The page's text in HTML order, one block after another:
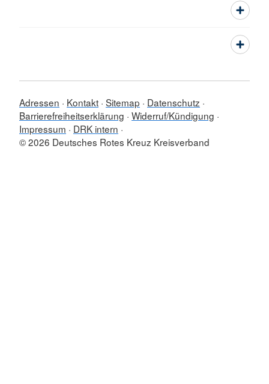
Adressen Kontakt Sitemap
Datenschutz
Barrierefreiheitserklärung Widerruf/Kündigung
Impressum
DRK intern
© 2026 Deutsches Rotes Kreuz Kreisverband